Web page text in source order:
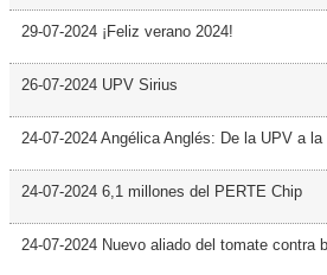
29-07-2024 ¡Feliz verano 2024!
26-07-2024 UPV Sirius
24-07-2024 Angélica Anglés: De la UPV a
24-07-2024 6,1 millones del PERTE Chip
24-07-2024 Nuevo aliado del tomate contra